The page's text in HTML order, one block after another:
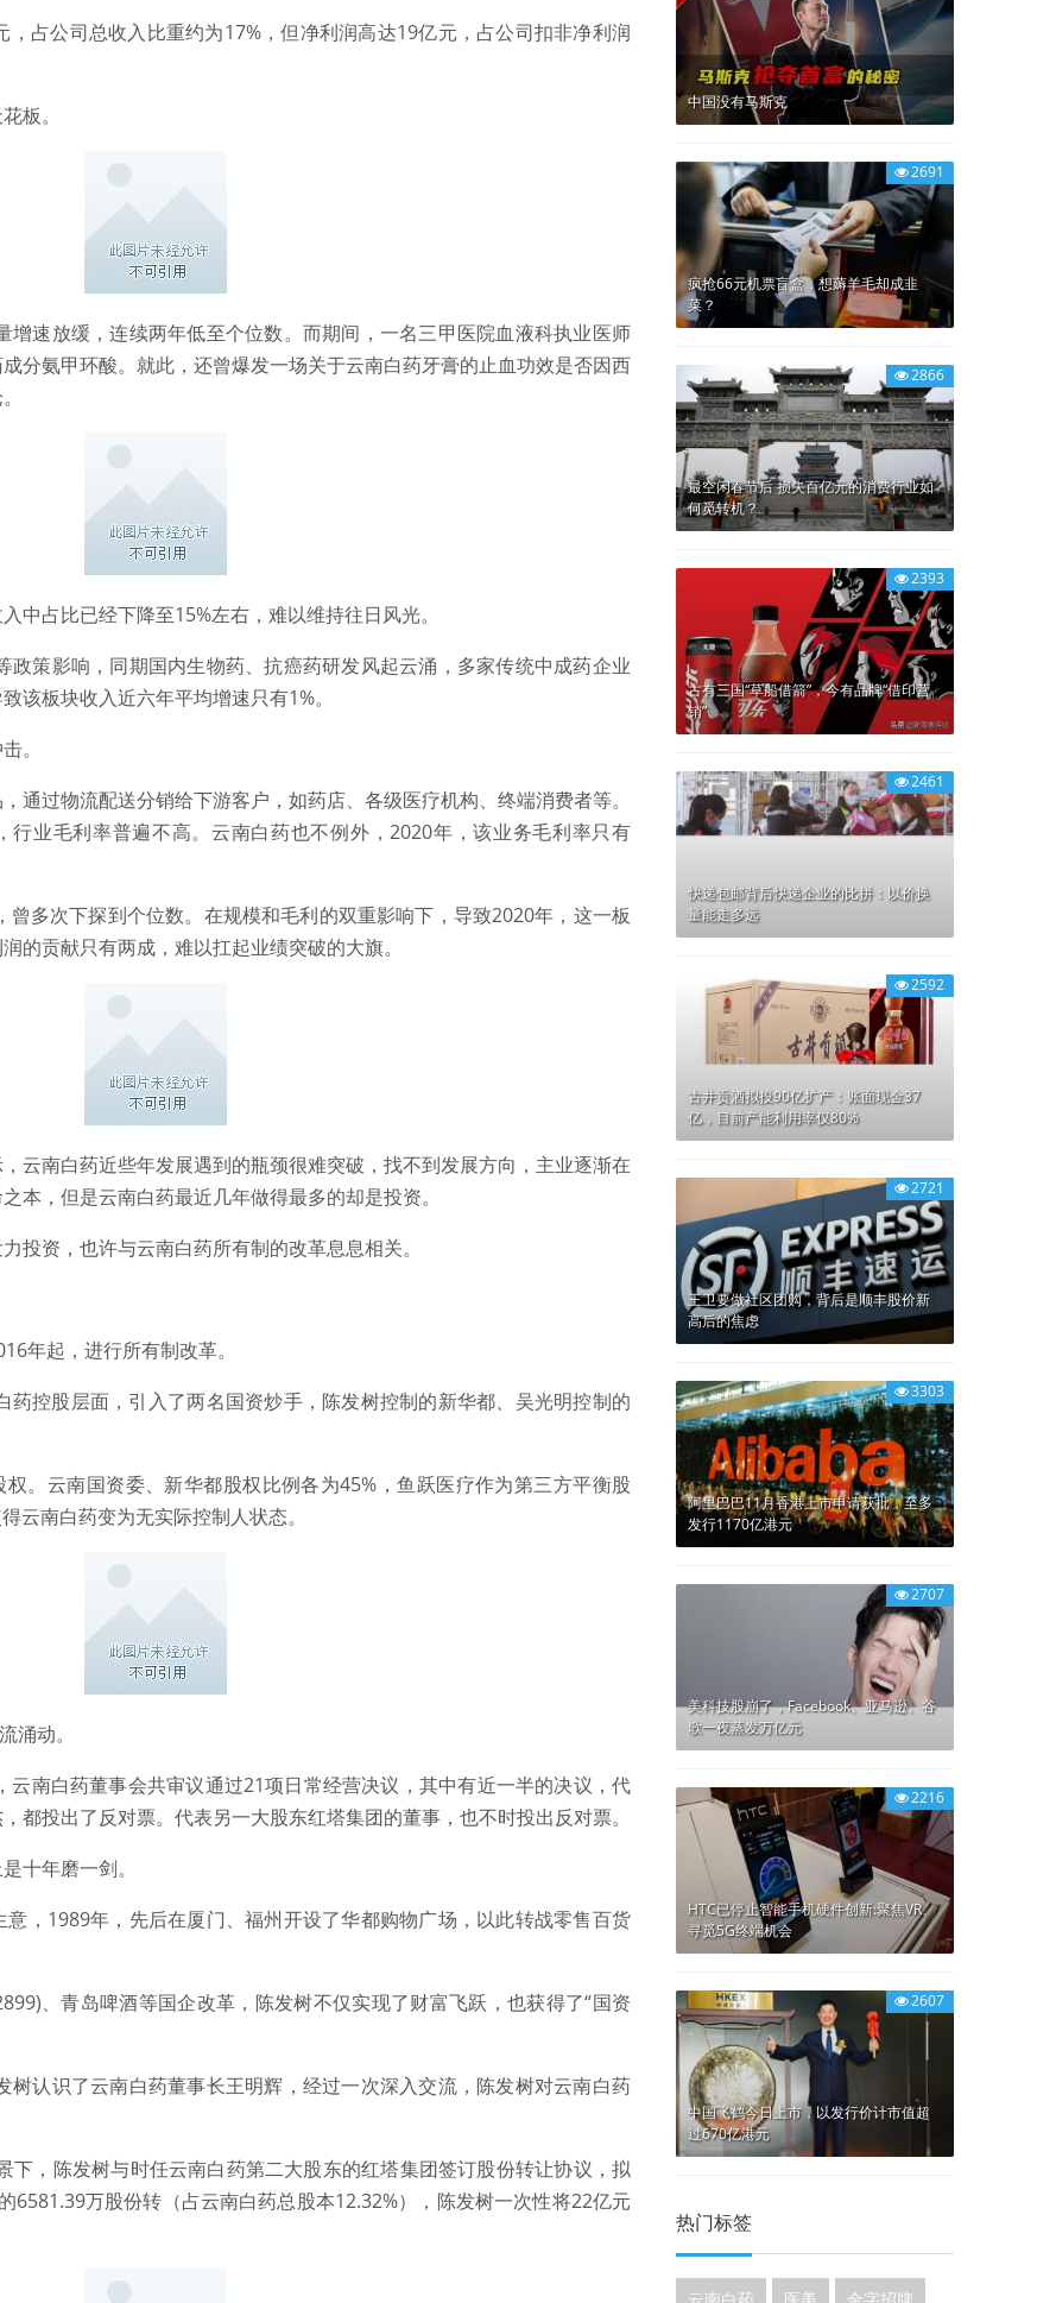
占公司总收入比重约为17%，但净利润高达19亿元，占公司扣非净利润
板。
增速放缓，连续两年低至个位数。而期间，一名三甲医院血液科执业医师
分氨甲环酸。就此，还曾爆发一场关于云南白药牙膏的止血功效是否因西
中占比已经下降至15%左右，难以维持往日风光。
政策影响，同期国内生物药、抗癌药研发风起云涌，多家传统中成药企业
该板块收入近六年平均增速只有1%。
。
通过物流配送分销给下游客户，如药店、各级医疗机构、终端消费者等。
行业毛利率普遍不高。云南白药也不例外，2020年，该业务毛利率只有
多次下探到个位数。在规模和毛利的双重影响下，导致2020年，这一板
的贡献只有两成，难以扛起业绩突破的大旗。
云南白药近些年发展遇到的瓶颈很难突破，找不到发展方向，主业逐渐在
本，但是云南白药最近几年做得最多的却是投资。
投资，也许与云南白药所有制的改革息息相关。
年起，进行所有制改革。
控股层面，引入了两名国资炒手，陈发树控制的新华都、吴光明控制的
。云南国资委、新华都股权比例各为45%，鱼跃医疗作为第三方平衡股
云南白药变为无实际控制人状态。
涌动。
南白药董事会共审议通过21项日常经营决议，其中有近一半的决议，代
都投出了反对票。代表另一大股东红塔集团的董事，也不时投出反对票。
十年磨一剑。
，1989年，先后在厦门、福州开设了华都购物广场，以此转战零售百货
、青岛啤酒等国企改革，陈发树不仅实现了财富飞跃，也获得了“国资
树认识了云南白药董事长王明辉，经过一次深入交流，陈发树对云南白药
下，陈发树与时任云南白药第二大股东的红塔集团签订股份转让协议，拟
6581.39万股份转（占云南白药总股本12.32%），陈发树一次性将22亿元
中国没有马斯克
2691
疯抢66元机票盲盒，想薅羊毛却成韭
菜？
2866
最空闲春节后 损失百亿元的消费行业如
何觅转机？
2393
古有三国“草船借箭”，今有品牌“借印营
销”
2461
快递包邮背后快递企业的比拼：以价换
量能走多远
2592
古井贡酒拟投90亿扩产：账面现金37
亿，目前产能利用率仅80%
2721
王卫要做社区团购，背后是顺丰股价新
高后的焦虑
3303
阿里巴巴11月香港上市申请获批，至多
发行1170亿港元
2707
美科技股崩了，Facebook、亚马逊、谷
歌一夜蒸发万亿元
2216
HTC已停止智能手机硬件创新:聚焦VR、
寻觅5G终端机会
2607
中国飞鹤今日上市，以发行价计市值超
过670亿港元
热门标签